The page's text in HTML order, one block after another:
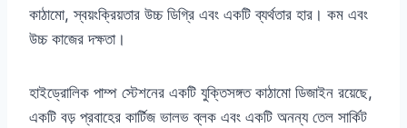
কাঠামো, স্বয়ংক্রিয়তার উচ্চ ডিগ্রি এবং একটি ব্যর্থতার হার। কম এবং
উচ্চ কাজের দক্ষতা।
হাইড্রোলিক পাম্প স্টেশনের একটি যুক্তিসঙ্গত কাঠামো ডিজাইন রয়েছে,
একটি বড় প্রবাহের কার্টিজ ভালভ ব্লক এবং একটি অনন্য তেল সার্কিট